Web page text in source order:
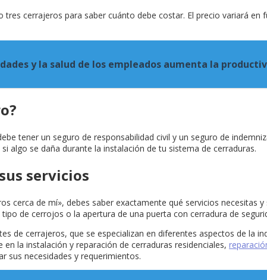
tres cerrajeros para saber cuánto debe costar. El precio variará
y la salud de los empleados aumenta la
tener un seguro de responsabilidad civil y un seguro de
algo se daña durante la instalación de tu sistema de cerraduras.
servicios
cerca de mí», debes saber exactamente qué servicios
de cerrojos o la apertura de una puerta con cerradura de
de cerrajeros, que se especializan en diferentes aspectos de
la instalación y reparación de cerraduras residenciales,
sus necesidades y requerimientos.